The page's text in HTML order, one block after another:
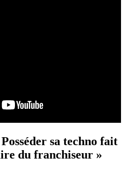
sa techno fait
du franchiseur »